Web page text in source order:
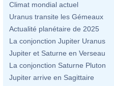
Climat mondial actuel
Uranus transite les Gémeaux
Actualité planétaire de 2025
La conjonction Jupiter Uranus
Jupiter et Saturne en Verseau
La conjonction Saturne Pluton
Jupiter arrive en Sagittaire